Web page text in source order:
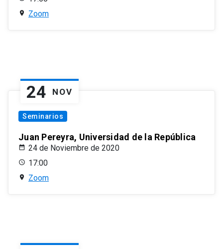
Zoom
24 NOV
Seminarios
Juan Pereyra, Universidad de la República
24 de Noviembre de 2020
17:00
Zoom